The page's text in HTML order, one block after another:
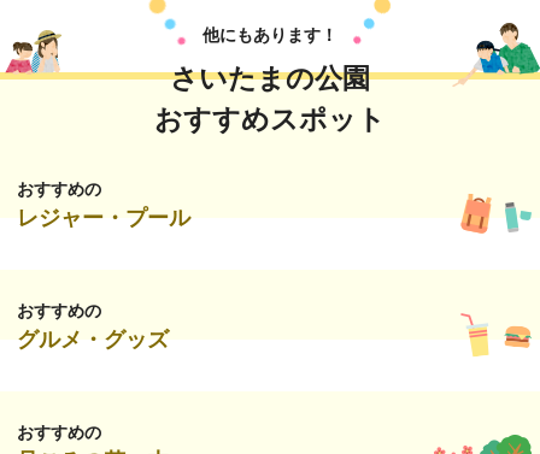
他にもあります！
さいたまの公園
おすすめスポット
おすすめの
レジャー・プール
おすすめの
グルメ・グッズ
おすすめの